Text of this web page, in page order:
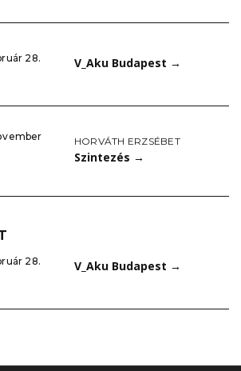
28. V_Aku Budapest →
HORVÁTH ERZSÉBET
Szintezés →
28. V_Aku Budapest →